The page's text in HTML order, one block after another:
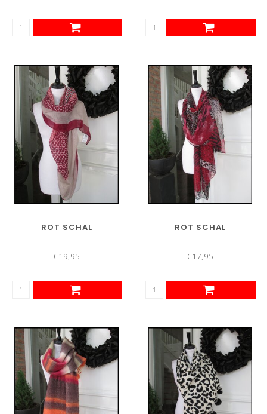
ROT SCHAL
€19,95
ROT SCHAL
€17,95